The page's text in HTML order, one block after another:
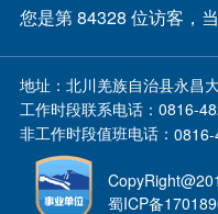
您是第 84328 位访客，
地址： 北川羌族自治县永昌
工作时段联系电话： 0816-
非工作时段值班电话：
蜀ICP备